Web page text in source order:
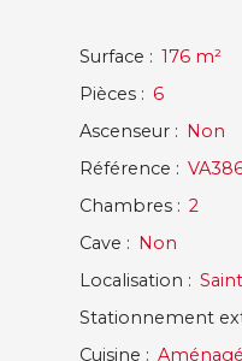
Surface : 176 m²
Pièces : 6
Ascenseur :
Non
Référence :
Chambres : 2
Cave :
Non
Localisation :
Stationnement
Cuisine :